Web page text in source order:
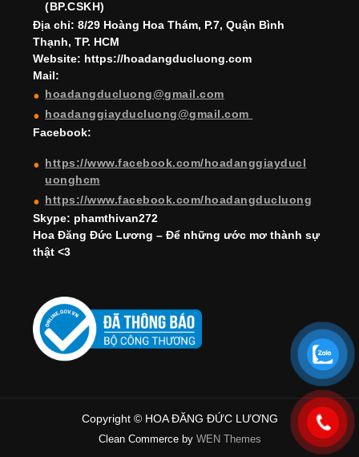
k
h
(BP.CSKH)
Địa chỉ: 8/29 Hoàng Hoa Thám, P.7, Quận Bình
Thạnh, TP. HCM
Website: https://hoadangducluong.com
Mail:
hoadangducluong@gmail.com
hoadanggiayducluong@gmail.com
Facebook:
https://www.facebook.com/hoadanggiayducl
uonghcm
https://www.facebook.com/hoadangducluong
Skype: phamthivan272
Hoa Đăng Đức Lương – Để những ước mơ thành sự
thật <3
Copyright © HOA ĐĂNG ĐỨC LƯƠNG
Clean Commerce by WEN Themes